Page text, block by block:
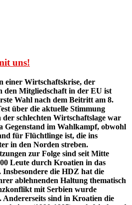
uns!
einer Wirtschaftskrise, der
den Mitgliedschaft in der EU ist
Wahl nach dem Beitritt am 8.
über die aktuelle Stimmung
schlechten Wirtschaftslage war
Gegenstand im Wahlkampf, obwohl
für Flüchtlinge ist, die ins
in den Norden streben.
zur Folge sind seit Mitte
Leute durch Kroatien in das
die HDZ hat die
ablehnenden Haltung thematisch
mit Serbien wurde
Andererseits sind in Kroatien die